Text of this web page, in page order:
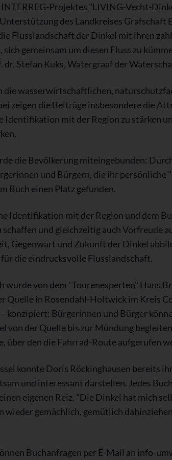
Projektes "LIVING-Vecht-
des Landkreises Grafschaft
Flusslandschaft der Dinkel mit ihren
gemeinsam um diesen Fluss zu
Stefan Kuks, Watergraaf der
die wasserwirtschaftlichen,
zeigen die Beiträge insbesondere die
Identifikation mit der Region zu stärken
die Bevölkerung miteingebunden:
und Bürgern, die ihr persönliche
Buch einen Platz gefunden.
Identifikation mit der Region und dem
und gleichzeitig auch Vorfreude
Gegenwart und Zukunft der Dinkel
die eindrucksvolle Flusslandschaft.
wurde von dem "Tourenexperten" Hans
Quelle in Rosendahl-Holtwick im Kreis
konzipiert: Bürgerinnen und Bürger
von der Quelle bis zur Mündung
über den die Fahrrad-Route aufgerufen
konnte Doris Röckinghausen bereits
und interessant darstellen. Jedes
eigenen Reiz. "Die Dinkel hat mich
wieder gemächlich, gemütlich
Buchanfragen per E-Mail an info-